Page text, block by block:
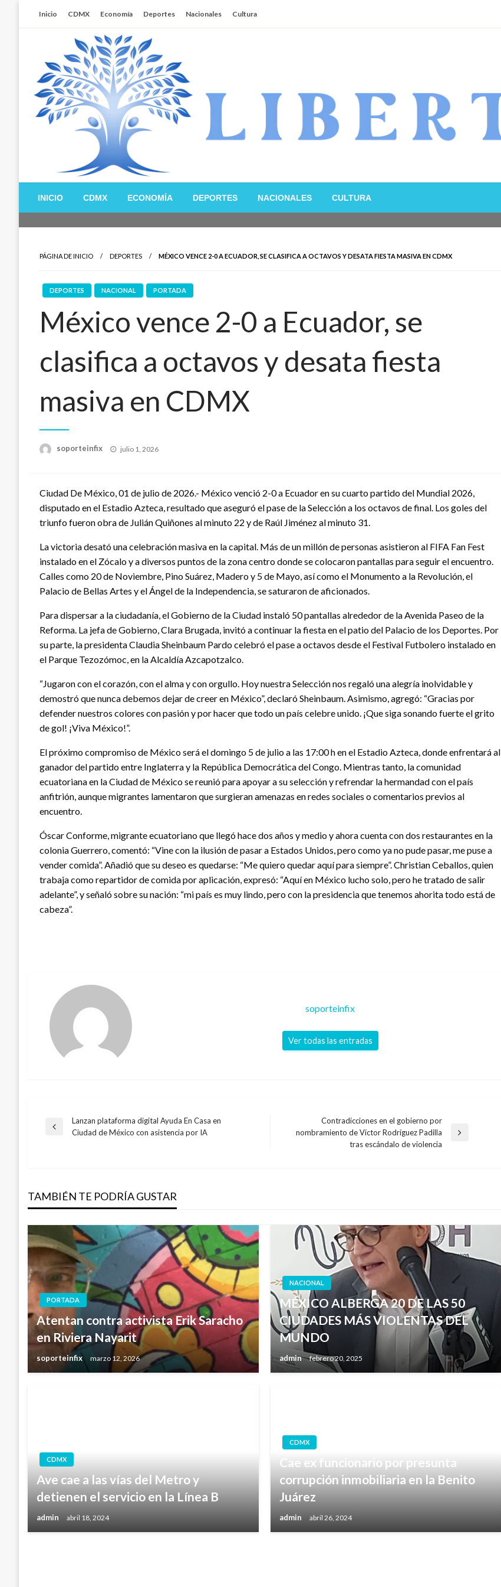
Inicio CDMX Economía Deportes Nacionales Cultura
Libertador MX
INICIO CDMX ECONOMÍA DEPORTES NACIONALES CULTURA
PÁGINA DE INICIO DEPORTES MÉXICO VENCE 2-0 A ECUADOR, SE CLASIFICA A OCTAVOS Y DESATA FIESTA MASIVA EN CDMX
DEPORTES NACIONAL PORTADA
México vence 2-0 a Ecuador, se
clasifica a octavos y desata fiesta
masiva en CDMX
soporteinfix
Publicado
julio 1, 2026
Ciudad De México, 01 de julio de 2026.- México venció 2-0 a Ecuador en su cuarto partido del Mundial 2026,
disputado en el Estadio Azteca, resultado que aseguró el pase de la Selección a los octavos de final. Los goles del
triunfo fueron obra de Julián Quiñones al minuto 22 y de Raúl Jiménez al minuto 31.
La victoria desató una celebración masiva en la capital. Más de un millón de personas asistieron al FIFA Fan Fest
instalado en el Zócalo y a diversos puntos de la zona centro donde se colocaron pantallas para seguir el encuentro.
Calles como 20 de Noviembre, Pino Suárez, Madero y 5 de Mayo, así como el Monumento a la Revolución, el
Palacio de Bellas Artes y el Ángel de la Independencia, se saturaron de aficionados.
Para dispersar a la ciudadanía, el Gobierno de la Ciudad instaló 50 pantallas alrededor de la Avenida Paseo de la
Reforma. La jefa de Gobierno, Clara Brugada, invitó a continuar la fiesta en el patio del Palacio de los Deportes. Por
su parte, la presidenta Claudia Sheinbaum Pardo celebró el pase a octavos desde el Festival Futbolero instalado en
el Parque Tezozómoc, en la Alcaldía Azcapotzalco.
“Jugaron con el corazón, con el alma y con orgullo. Hoy nuestra Selección nos regaló una alegría inolvidable y
demostró que nunca debemos dejar de creer en México”, declaró Sheinbaum. Asimismo, agregó: “Gracias por
defender nuestros colores con pasión y por hacer que todo un país celebre unido. ¡Que siga sonando fuerte el grito
de gol! ¡Viva México!”.
El próximo compromiso de México será el domingo 5 de julio a las 17:00 h en el Estadio Azteca, donde enfrentará al
ganador del partido entre Inglaterra y la República Democrática del Congo. Mientras tanto, la comunidad
ecuatoriana en la Ciudad de México se reunió para apoyar a su selección y refrendar la hermandad con el país
anfitrión, aunque migrantes lamentaron que surgieran amenazas en redes sociales o comentarios previos al
encuentro.
Óscar Conforme, migrante ecuatoriano que llegó hace dos años y medio y ahora cuenta con dos restaurantes en la
colonia Guerrero, comentó: “Vine con la ilusión de pasar a Estados Unidos, pero como ya no pude pasar, me puse a
vender comida”. Añadió que su deseo es quedarse: “Me quiero quedar aquí para siempre”. Christian Ceballos, quien
trabaja como repartidor de comida por aplicación, expresó: “Aquí en México lucho solo, pero he tratado de salir
adelante”, y señaló sobre su nación: “mi país es muy lindo, pero con la presidencia que tenemos ahorita todo está de
cabeza”.
soporteinfix
Ver todas las entradas
Navegación
entradas
Entrada
Lanzan plataforma digital Ayuda En Casa en
Ciudad de México con asistencia por IA
Entrada
Contradicciones en el gobierno por
nombramiento de Víctor Rodríguez Padilla
tras escándalo de violencia
TAMBIÉN TE PODRÍA GUSTAR
PORTADA
Atentan contra activista Erik Saracho
en Riviera Nayarit
soporteinfix marzo 12, 2026
NACIONAL
MÉXICO ALBERGA 20 DE LAS 50
CIUDADES MÁS VIOLENTAS DEL
MUNDO
admin febrero 20, 2025
CDMX
Ave cae a las vías del Metro y
detienen el servicio en la Línea B
admin abril 18, 2024
CDMX
Cae ex funcionario por presunta
corrupción inmobiliaria en la Benito
Juárez
admin abril 26, 2024